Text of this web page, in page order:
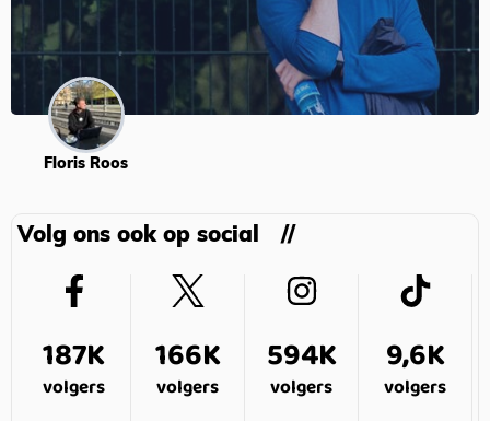
Floris Roos
Volg ons ook op social
187K
volgers
166K
volgers
594K
volgers
9,6K
volgers